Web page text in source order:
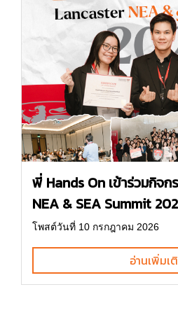
พี่ Hands On เข้าร่วมกิจ
NEA & SEA Summit
โพสต์วันที่ 10 กรกฎาคม 2026
อ่านเพิ่มเ